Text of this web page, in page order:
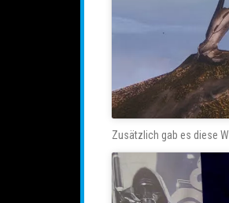
Zusätzlich gab es diese